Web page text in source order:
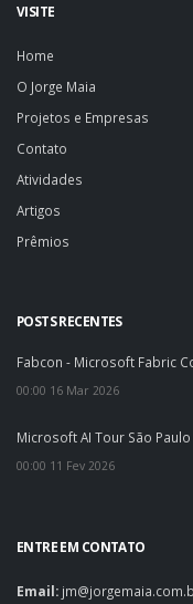
VISITE
Home
O Jorge Maia
Projetos e Empresas
Contato
Atividades
Artigos
Prêmios
POSTS RECENTES
Fabcon - Microsoft Fabric
00:00 16 Mar 2026
Microsoft AI Tour São Paulo
00:00 11 Fev 2026
ENTRE EM CONTATO
Email: